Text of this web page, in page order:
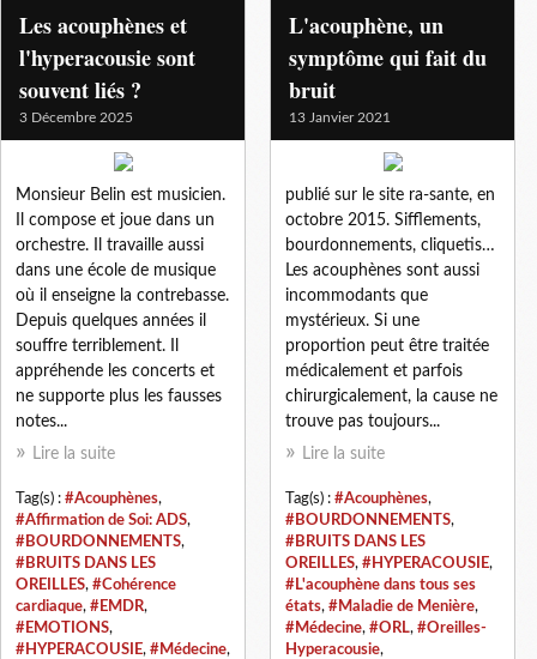
orl
Les acouphènes et
l'hyperacousie sont
souvent liés ?
3 Décembre 2025
Monsieur Belin est musicien.
Il compose et joue dans un
orchestre. Il travaille aussi
dans une école de musique
où il enseigne la contrebasse.
Depuis quelques années il
souffre terriblement. Il
appréhende les concerts et
ne supporte plus les fausses
notes...
Lire la suite
Tag(s) : #Acouphènes,
#Affirmation de Soi: ADS,
#BOURDONNEMENTS,
#BRUITS DANS LES
OREILLES, #Cohérence
cardiaque, #EMDR,
#EMOTIONS,
#HYPERACOUSIE, #Médecine,
L'acouphène, un
symptôme qui fait du
bruit
13 Janvier 2021
publié sur le site ra-sante, en
octobre 2015. Sifflements,
bourdonnements, cliquetis…
Les acouphènes sont aussi
incommodants que
mystérieux. Si une
proportion peut être traitée
médicalement et parfois
chirurgicalement, la cause ne
trouve pas toujours...
Lire la suite
Tag(s) : #Acouphènes,
#BOURDONNEMENTS,
#BRUITS DANS LES
OREILLES, #HYPERACOUSIE,
#L'acouphène dans tous ses
états, #Maladie de Menière,
#Médecine, #ORL, #Oreilles-
Hyperacousie,